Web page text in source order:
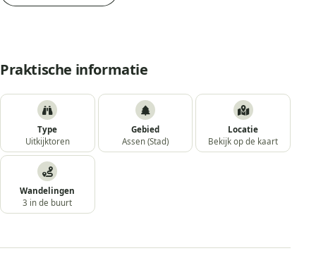
Praktische informatie
Type
Uitkijktoren
Gebied
Assen (Stad)
Locatie
Bekijk op de kaart
Wandelingen
3 in de buurt